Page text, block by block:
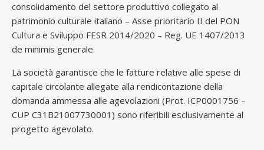
consolidamento del settore produttivo collegato al
patrimonio culturale italiano – Asse prioritario II del PON
Cultura e Sviluppo FESR 2014/2020 – Reg. UE 1407/2013
de minimis generale.
La società garantisce che le fatture relative alle spese di
capitale circolante allegate alla rendicontazione della
domanda ammessa alle agevolazioni (Prot. ICP0001756 –
CUP C31B21007730001) sono riferibili esclusivamente al
progetto agevolato.